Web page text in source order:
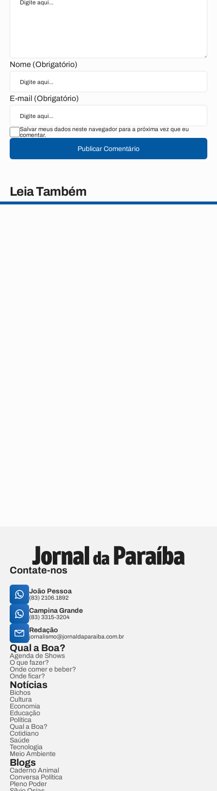
Nome (Obrigatório)
E-mail (Obrigatório)
Salvar meus dados neste navegador para a próxima vez que eu
comentar.
Publicar Comentário
Leia Também
Contate-nos
João Pessoa
(83) 2106.1892
Campina Grande
(83) 3315-3204
Redação
jornalismo@jornaldaparaiba.com.br
Qual a Boa?
Agenda de Shows
O que fazer?
Onde comer e beber?
Onde ficar?
Notícias
Bichos
Cultura
Economia
Educação
Política
Qual a Boa?
Cotidiano
Saúde
Tecnologia
Meio Ambiente
Blogs
Caderno Animal
Conversa Política
Pleno Poder